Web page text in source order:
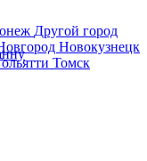
Другой город
Новокузнецк
Томск